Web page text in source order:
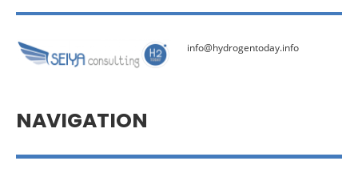
info@hydrogentoday.info
NAVIGATION